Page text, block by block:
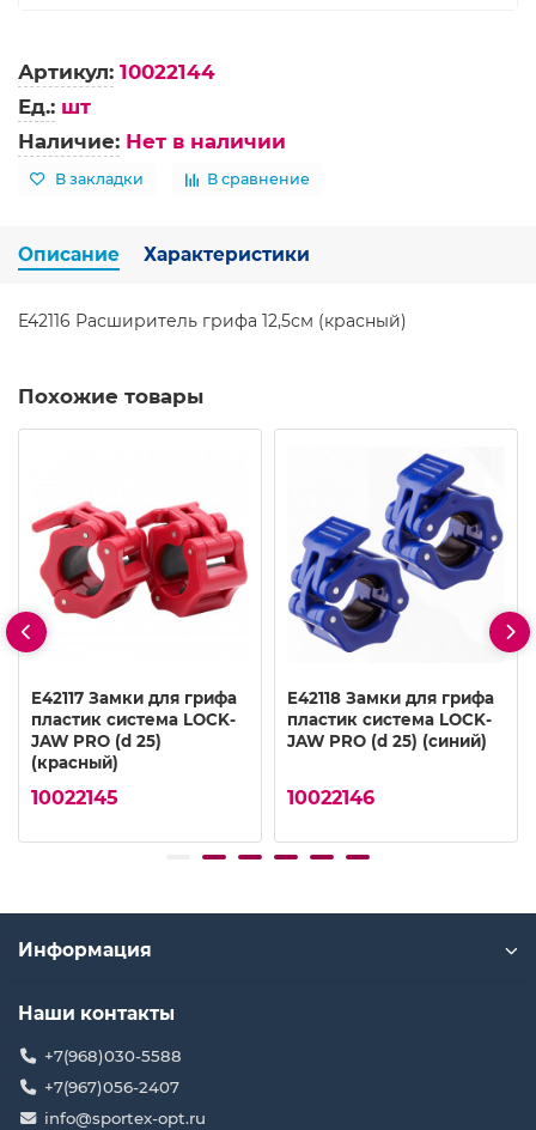
Артикул: 10022144
Ед.: шт
Наличие: Нет в наличии
В закладки В сравнение
Описание Характеристики
E42116 Расширитель грифа 12,5см (красный)
Похожие товары
E42117 Замки для грифа
пластик система LOCK-
JAW PRO (d 25)
(красный)
10022145
E42118 Замки для грифа
пластик система LOCK-
JAW PRO (d 25) (синий)
10022146
Информация
Наши контакты
+7(968)030-5588
+7(967)056-2407
info@sportex-opt.ru